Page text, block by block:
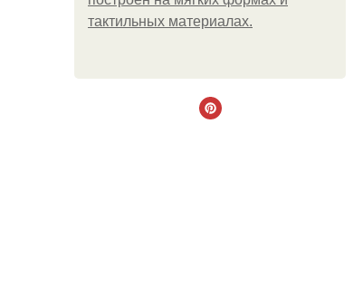
тактильных материалах.